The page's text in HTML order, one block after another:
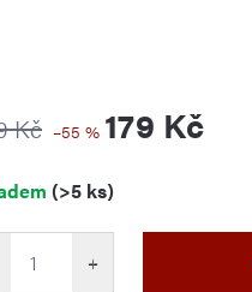
Kč –55 % 179 Kč
(>5 ks)
+